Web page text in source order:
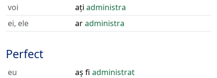
voi
ați administra
ei, ele
aradministra
Perfect
eu aș fi administrat